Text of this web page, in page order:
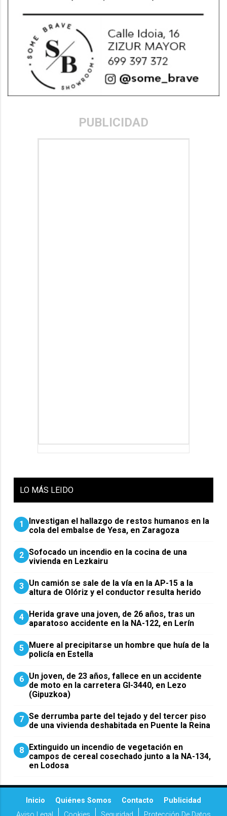
PUBLICIDAD
LO MÁS LEIDO
1
Investigan el hallazgo de restos humanos en la
cola del embalse de Yesa, en Zaragoza
2 Sofocado un incendio en la cocina de una
vivienda en Lezkairu
3 Un camión se sale de la vía en la AP-15 a la
altura de Olóriz y el conductor resulta herido
4 Herida grave una joven, de 26 años, tras un
aparatoso accidente en la NA-122, en Lerín
5 Muere al precipitarse un hombre que huía de la
policía en Estella
6 Un joven, de 23 años, fallece en un accidente
de moto en la carretera GI-3440, en Lezo
(Gipuzkoa)
7 Se derrumba parte del tejado y del tercer piso
de una vivienda deshabitada en Puente la Reina
8 Extinguido un incendio de vegetación en
campos de cereal cosechado junto a la NA-134,
en Lodosa
Inicio Quiénes Somos Contacto
Publicidad